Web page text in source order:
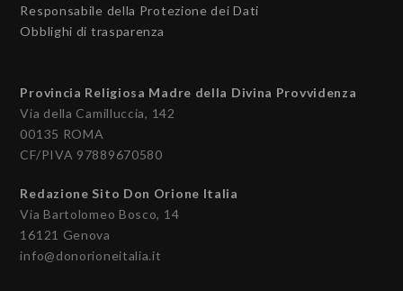
Responsabile della Protezione dei Dati
Obblighi di trasparenza
Provincia Religiosa Madre della Divina Provvidenza
Via della Camilluccia, 142
00135 ROMA
CF/PIVA 97889670580
Redazione Sito Don Orione Italia
Via Bartolomeo Bosco, 14
16121 Genova
info@donorioneitalia.it